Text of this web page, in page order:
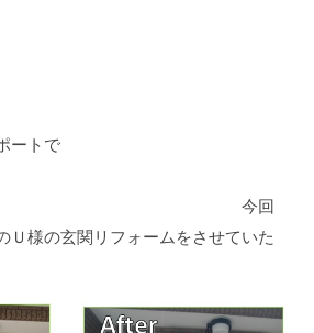
。
トで
。
回
Ｕ様の玄関リフォームをさせていた